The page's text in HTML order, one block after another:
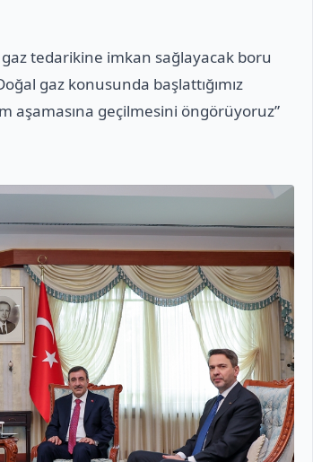
gaz tedarikine imkan sağlayacak boru
gaz konusunda başlattığımız
aşamasına geçilmesini öngörüyoruz”